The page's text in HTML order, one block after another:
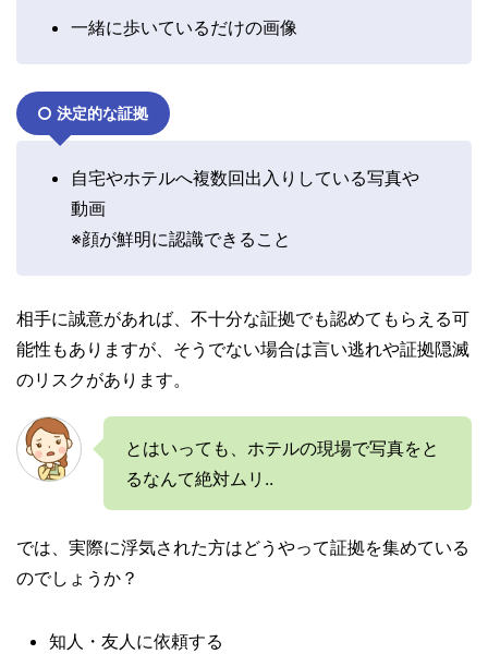
一緒に歩いているだけの画像
決定的な証拠
自宅やホテルへ複数回出入りしている写真や
動画
※顔が鮮明に認識できること
相手に誠意があれば、不十分な証拠でも認めてもらえる可
能性もありますが、そうでない場合は言い逃れや証拠隠滅
のリスクがあります。
とはいっても、ホテルの現場で写真をと
るなんて絶対ムリ..
では、実際に浮気された方はどうやって証拠を集めている
のでしょうか？
知人・友人に依頼する